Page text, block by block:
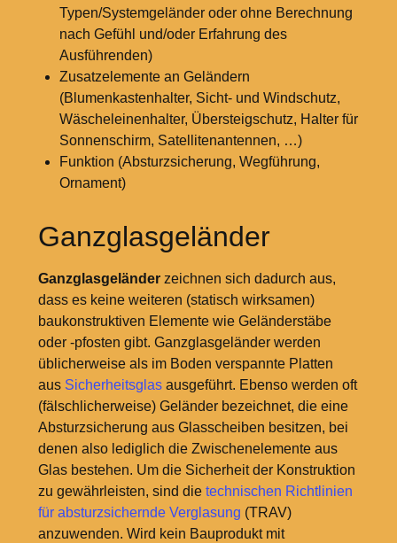
Typen/Systemgeländer oder ohne Berechnung
nach Gefühl und/oder Erfahrung des
Ausführenden)
Zusatzelemente an Geländern
(Blumenkastenhalter, Sicht- und Windschutz,
Wäscheleinenhalter, Übersteigschutz, Halter für
Sonnenschirm, Satellitenantennen, …)
Funktion (Absturzsicherung, Wegführung,
Ornament)
Ganzglasgeländer
Ganzglasgeländerzeichnen sich dadurch aus,
dass es keine weiteren (statisch wirksamen)
baukonstruktiven Elemente wie Geländerstäbe
oder -pfosten gibt. Ganzglasgeländer werden
üblicherweise als im Boden verspannte Platten
aus Sicherheitsglasausgeführt. Ebenso werden oft
(fälschlicherweise) Geländer bezeichnet, die eine
Absturzsicherung aus Glasscheiben besitzen, bei
denen also lediglich die Zwischenelemente aus
Glas bestehen. Um die Sicherheit der Konstruktion
zu gewährleisten, sind die technischen Richtlinien
für absturzsichernde Verglasung (TRAV)
anzuwenden. Wird kein Bauprodukt mit